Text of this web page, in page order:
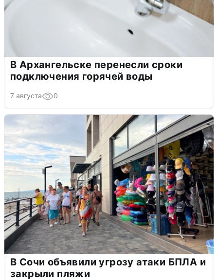
В Архангельске перенесли сроки
подключения горячей воды
7 августа 0
В Сочи объявили угрозу атаки БПЛА и
закрыли пляжи